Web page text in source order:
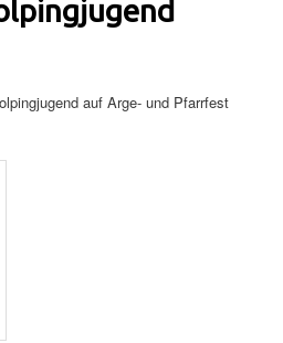
auf Arge- und Pfarrfest